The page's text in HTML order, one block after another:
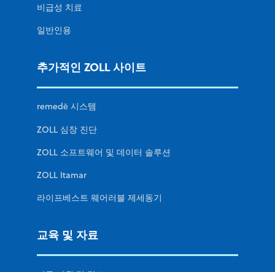
비급성 치료
일반인용
추가적인 ZOLL 사이트
remedē 시스템
ZOLL 심장 진단
ZOLL 소프트웨어 및 데이터 솔루션
ZOLL Itamar
라이프베스트 웨어러블 제세동기
교육 및 자료